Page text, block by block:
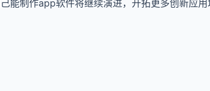
能制作app软件将继续演进，开拓更多创新应